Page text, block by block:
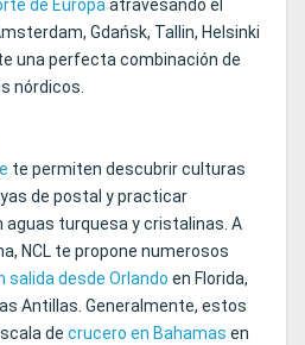
de Europaatravesando el
Gdańsk, Tallin, Helsinki
una perfecta combinación de
nórdicos.
te permiten descubrir culturas
de postal y practicar
turquesa y cristalinas. A
NCL te propone numerosos
salida desde Orlando en Florida,
Antillas. Generalmente, estos
de crucero en Bahamas en